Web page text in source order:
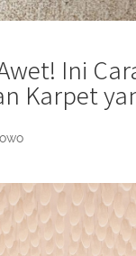
Ini
Karpet